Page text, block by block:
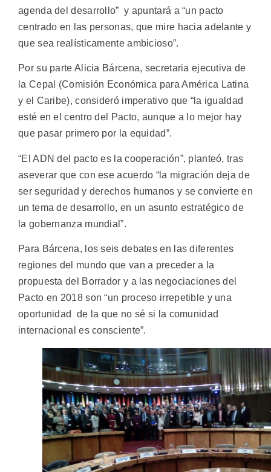
agenda del desarrollo” y apuntará a “un pacto
centrado en las personas, que mire hacia adelante y
que sea realísticamente ambicioso”.
Por su parte Alicia Bárcena, secretaria ejecutiva de
la Cepal (Comisión Económica para América Latina
y el Caribe), consideró imperativo que “la igualdad
esté en el centro del Pacto, aunque a lo mejor hay
que pasar primero por la equidad”.
“El ADN del pacto es la cooperación”, planteó, tras
aseverar que con ese acuerdo “la migración deja de
ser seguridad y derechos humanos y se convierte en
un tema de desarrollo, en un asunto estratégico de
la gobernanza mundial”.
Para Bárcena, los seis debates en las diferentes
regiones del mundo que van a preceder a la
propuesta del Borrador y a las negociaciones del
Pacto en 2018 son “un proceso irrepetible y una
oportunidad de la que no sé si la comunidad
internacional es consciente”.